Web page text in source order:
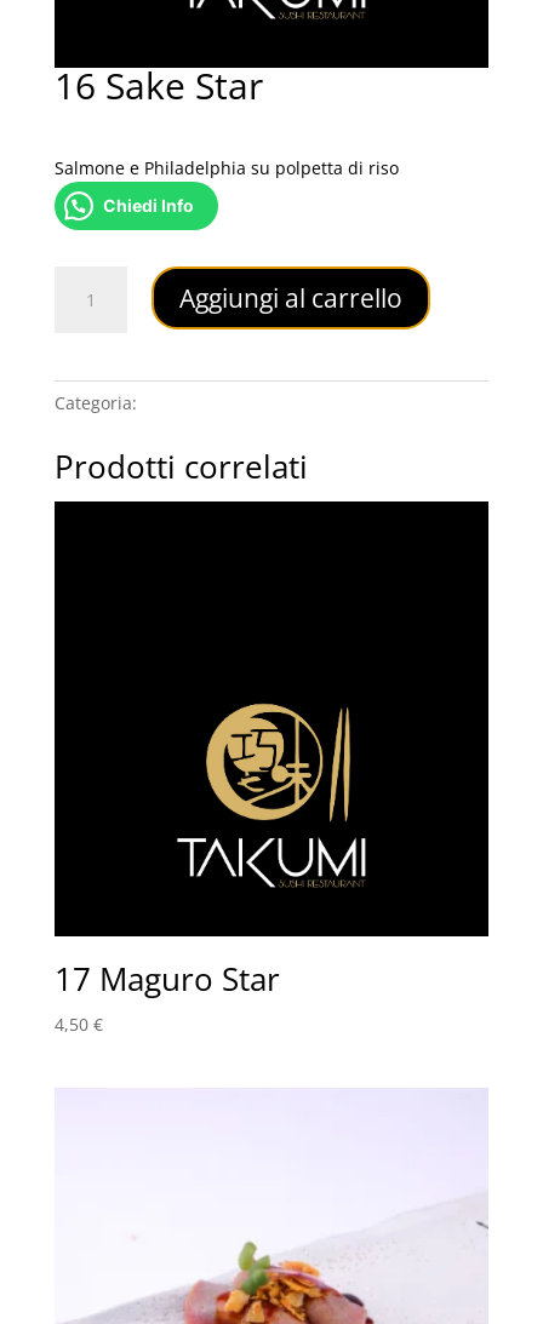
16 Sake Star
Salmone e Philadelphia su polpetta di riso
Chiedi Info
Aggiungi al carrello
Categoria:
Prodotti correlati
17 Maguro Star
4,50 €